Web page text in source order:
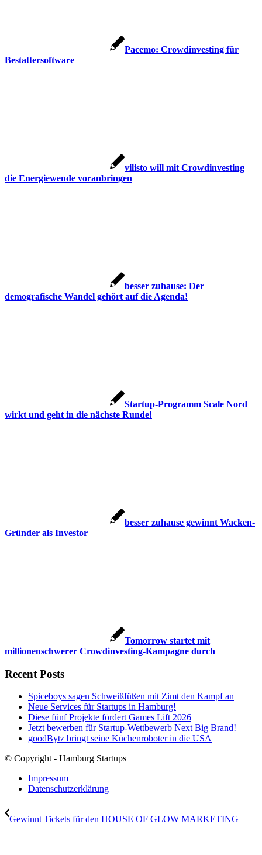
Pacemo: Crowdinvesting für
Bestattersoftware
vilisto will mit Crowdinvesting
die Energiewende voranbringen
besser zuhause: Der
demografische Wandel gehört auf die Agenda!
Startup-Programm Scale Nord
wirkt und geht in die nächste Runde!
besser zuhause gewinnt Wacken-
Gründer als Investor
Tomorrow startet mit
millionenschwerer Crowdinvesting-Kampagne durch
Recent Posts
Spiceboys sagen Schweißfüßen mit Zimt den Kampf an
Neue Services für Startups in Hamburg!
Diese fünf Projekte fördert Games Lift 2026
Jetzt bewerben für Startup-Wettbewerb Next Big Brand!
goodBytz bringt seine Küchenroboter in die USA
© Copyright - Hamburg Startups
Impressum
Datenschutzerklärung
Gewinnt Tickets für den HOUSE OF GLOW MARKETING